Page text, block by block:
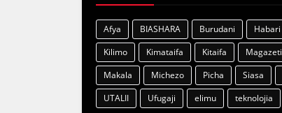
Afya BIASHARA Burudani
Habari
Kilimo
Kimataifa Kitaifa
Magazeti
Makala
Michezo Picha Siasa
UTALII
Ufugaji elimu teknolojia